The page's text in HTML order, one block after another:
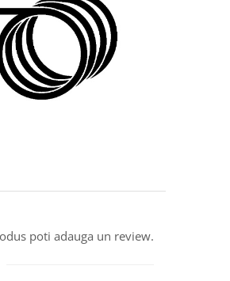
poti adauga un review.